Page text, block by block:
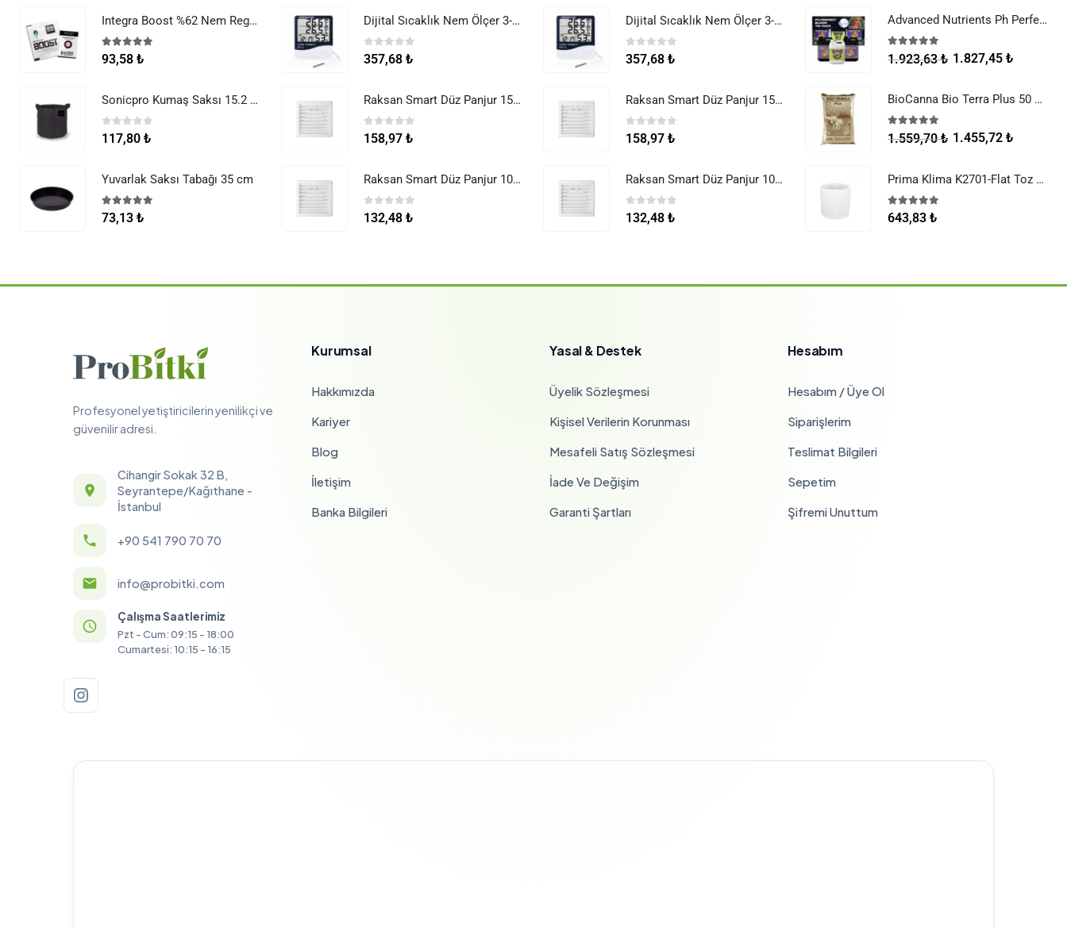
Integra Boost %62 Nem Regülatörü 8 g
5.005 üzerinden
93,58 ₺
Sonicpro Kumaş Saksı 15.2 Litre (4 Galon)
0 5 üzerinden
117,80 ₺
Yuvarlak Saksı Tabağı 35 cm
5.00 5 üzerinden
73,13 ₺
Dijital Sıcaklık Nem Ölçer 3-1 Sensör Kablolu
05 üzerinden
357,68 ₺
Raksan Smart Düz Panjur 150 mm Sinek Telli
0 5 üzerinden
158,97 ₺
Raksan Smart Düz Panjur 100 mm Sinek Telli
0 5 üzerinden
132,48 ₺
Dijital Sıcaklık Nem Ölçer 3-1 Sensör Kablolu
05 üzerinden
357,68 ₺
Raksan Smart Düz Panjur 150 mm Sinek Telli
0 5 üzerinden
158,97 ₺
Raksan Smart Düz Panjur 100 mm Sinek Telli
0 5 üzerinden
132,48 ₺
Advanced Nutrients Ph Perfect Bloom Tri-Pack
5.00 5 üzerinden
1.923,63₺ 1.827,45 ₺
BioCanna Bio Terra Plus 50 Litre
5.005 üzerinden
1.559,70₺ 1.455,72 ₺
Prima Klima K2701-Flat Toz Filtresi (K2601-Flat Filtreler)
5.00 5 üzerinden
643,83 ₺
Profesyonel yetiştiricilerin yenilikçi ve
güvenilir adresi.
Cihangir Sokak 32 B,
Seyrantepe/Kağıthane -
İstanbul
+90 541 790 70 70
info@probitki.com
Çalışma Saatlerimiz
Pzt - Cum: 09:15 - 18:00
Cumartesi: 10:15 - 16:15
Kurumsal
Hakkımızda
Kariyer
Blog
İletişim
Banka Bilgileri
Yasal & Destek
Üyelik Sözleşmesi
Kişisel Verilerin Korunması
Mesafeli Satış Sözleşmesi
İade Ve Değişim
Garanti Şartları
Hesabım
Hesabım / Üye Ol
Siparişlerim
Teslimat Bilgileri
Sepetim
Şifremi Unuttum